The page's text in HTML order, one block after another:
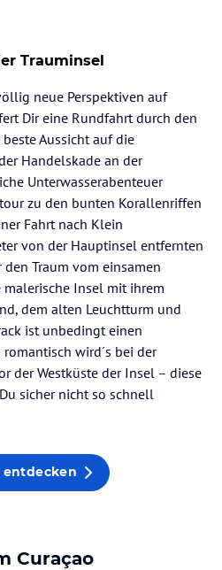
Trauminsel
neue Perspektiven auf
Dir eine Rundfahrt durch den
Aussicht auf die
Handelskade an der
Unterwasserabenteuer
zu den bunten Korallenriffen
Fahrt nach Klein
von der Hauptinsel entfernten
Traum vom einsamen
Insel mit ihrem
dem alten Leuchtturm und
ist unbedingt einen
wird´s bei der
der Westküste der Insel – diese
sicher nicht so schnell
entdecken
Curaçao